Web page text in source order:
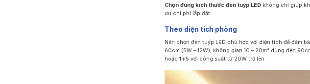
Chọn đúng kích thước đèn tuýp LEDkhông chỉ giúp
ưu chi phí lắp đặt.
Theo diện tích phòng
Nên chọn đèn tuýp LED phù hợp với diện tích để đảm
60cm (5W – 12W), không gian 10 – 20m² dùng đèn
hoặc 1m5 với công suất từ 20W trở lên.